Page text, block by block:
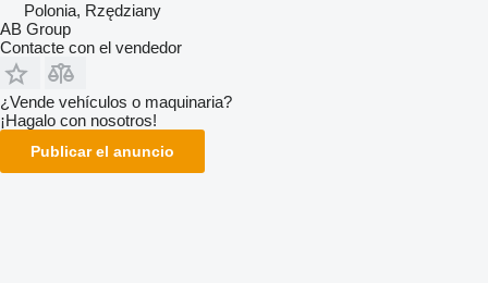
Polonia, Rzędziany
AB Group
Contacte con el vendedor
¿Vende vehículos o maquinaria?
¡Hagalo con nosotros!
Publicar el anuncio